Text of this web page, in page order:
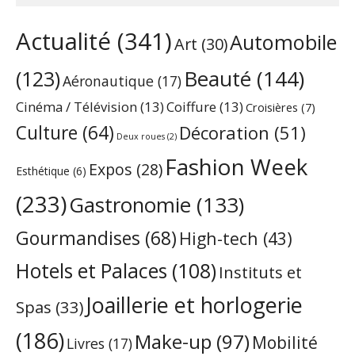
Actualité (341)Art (30)Automobile
(123)Aéronautique (17) Beauté (144)
Cinéma / Télévision(13)Coiffure(13) Croisières (7)
Culture (64) Deux roues (2) Décoration (51)
Esthétique (6) Expos (28) Fashion Week
(233)Gastronomie (133)
Gourmandises (68) High-tech (43)
Hotels et Palaces (108) Instituts et
Spas (33) Joaillerie et horlogerie
(186)Livres (17) Make-up (97) Mobilité